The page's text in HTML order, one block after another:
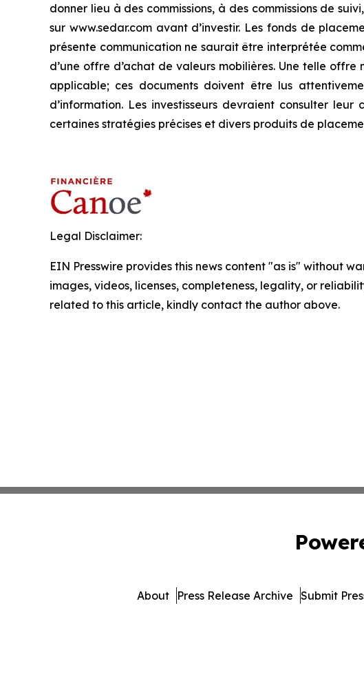
donner lieu à des commissions, à des commissions de
sur www.sedar.com avant d’investir. Les fonds de
présente communication ne saurait être interprétée
d’une offre d’achat de valeurs mobilières. Une telle
applicable; ces documents doivent être lus
d’information. Les investisseurs devraient consulter
certaines stratégies précises et divers produits de
Legal Disclaimer:
EIN Presswire provides this news content "as is" without
images, videos, licenses, completeness, legality, or
related to this article, kindly contact the author above.
About Press Release Archive Submit